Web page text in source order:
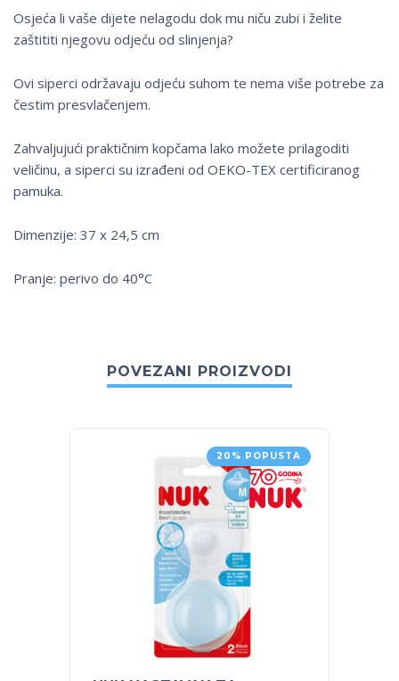
Osjeća li vaše dijete nelagodu dok mu niču zubi i želite
zaštititi njegovu odjeću od slinjenja?
Ovi siperci održavaju odjeću suhom te nema više potrebe za
čestim presvlačenjem.
Zahvaljujući praktičnim kopčama lako možete prilagoditi
veličinu, a siperci su izrađeni od OEKO-TEX certificiranog
pamuka.
Dimenzije: 37 x 24,5 cm
Pranje: perivo do 40°C
POVEZANI PROIZVODI
20% POPUSTA